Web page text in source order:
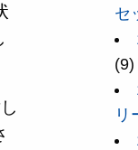
セ
(9)
リ